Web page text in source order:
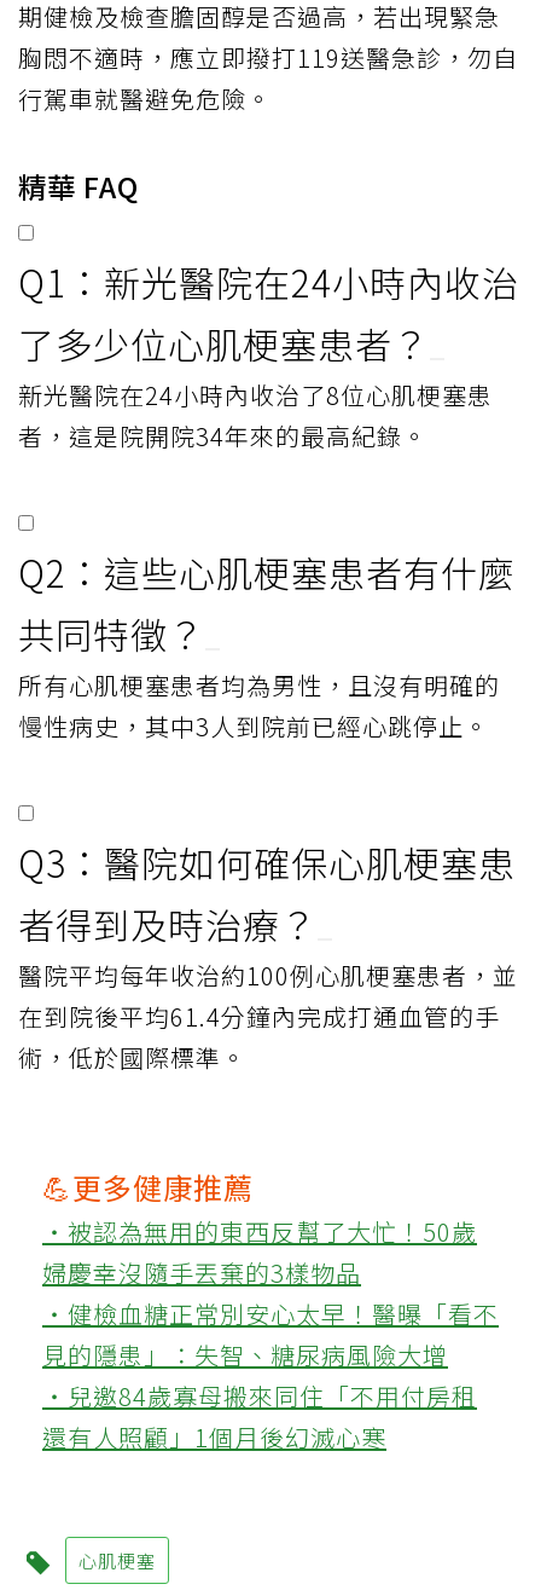
期健檢及檢查膽固醇是否過高，若出現緊急
胸悶不適時，應立即撥打119送醫急診，勿自
行駕車就醫避免危險。
精華 FAQ
Q1：新光醫院在24小時內收治
了多少位心肌梗塞患者？
新光醫院在24小時內收治了8位心肌梗塞患
者，這是院開院34年來的最高紀錄。
Q2：這些心肌梗塞患者有什麼
共同特徵？
所有心肌梗塞患者均為男性，且沒有明確的
慢性病史，其中3人到院前已經心跳停止。
Q3：醫院如何確保心肌梗塞患
者得到及時治療？
醫院平均每年收治約100例心肌梗塞患者，並
在到院後平均61.4分鐘內完成打通血管的手
術，低於國際標準。
💪更多健康推薦
‧被認為無用的東西反幫了大忙！50歲
婦慶幸沒隨手丟棄的3樣物品
‧健檢血糖正常別安心太早！醫曝「看不
見的隱患」：失智、糖尿病風險大增
‧兒邀84歲寡母搬來同住「不用付房租
還有人照顧」1個月後幻滅心寒
心肌梗塞